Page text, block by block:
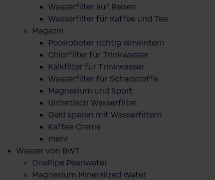
Wasserfilter auf Reisen
Wasserfilter für Kaffee und Tee
Magazin
Poolroboter richtig einwintern
Chlorfilter für Trinkwasser
Kalkfilter für Trinkwasser
Wasserfilter für Schadstoffe
Magnesium und Sport
Untertisch Wasserfilter
Geld sparen mit Wasserfiltern
Kaffee Crema
mehr
Wasser von BWT
OnePipe Pearlwater
Magnesium Mineralized Water